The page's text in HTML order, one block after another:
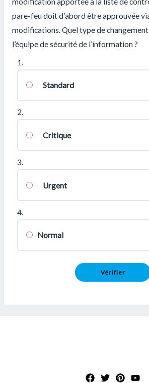
pare-feu doit d’abord être approuvée
modifications. Quel type de
l’équipe de sécurité de l’information ?
1.
Standard
2.
Critique
3.
Urgent
4.
Normal